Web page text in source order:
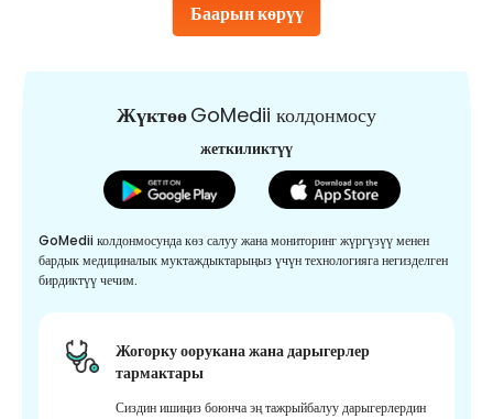
Баарын көрүү
ЖүктөөGoMedii колдонмосу
жеткиликтүү
GoMedii колдонмосунда көз салуу жана мониторинг жүргүзүү менен
бардык медициналык муктаждыктарыңыз үчүн технологияга негизделген
бирдиктүү чечим.
Жогорку оорукана жана дарыгерлер
тармактары
Сиздин ишиңиз боюнча эң тажрыйбалуу дарыгерлердин